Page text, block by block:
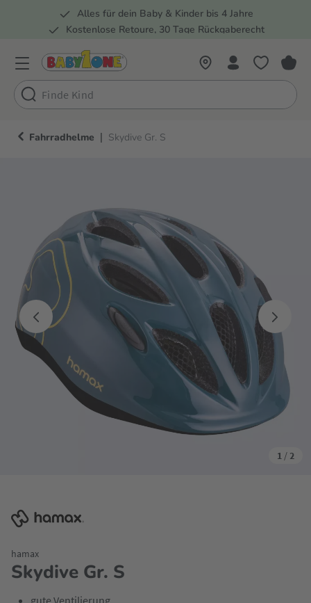
Zur Hauptnavigation springen
Alles für dein Baby & Kinder bis 4 Jahre
Kostenlose Retoure, 30 Tage Rückgaberecht
Fahrradhelme | Skydive Gr. S
1 / 2
Skydive Gr. S
hamax
gute Ventilierung